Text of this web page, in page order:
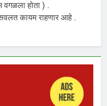
होता ) .
सवलत कायम राहणार आहे .